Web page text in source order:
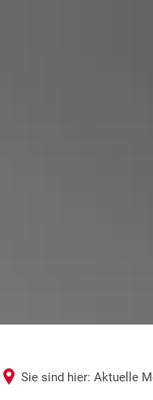
Sie sind hier: Aktuelle